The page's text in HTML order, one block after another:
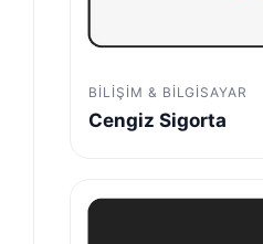
BILIŞIM & BILGISAYAR
Cengiz Sigorta